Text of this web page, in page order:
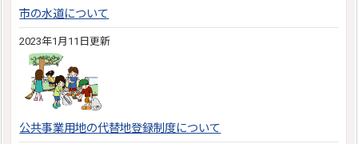
市の水道について
2023年1月11日更新
公共事業用地の代替地登録制度について